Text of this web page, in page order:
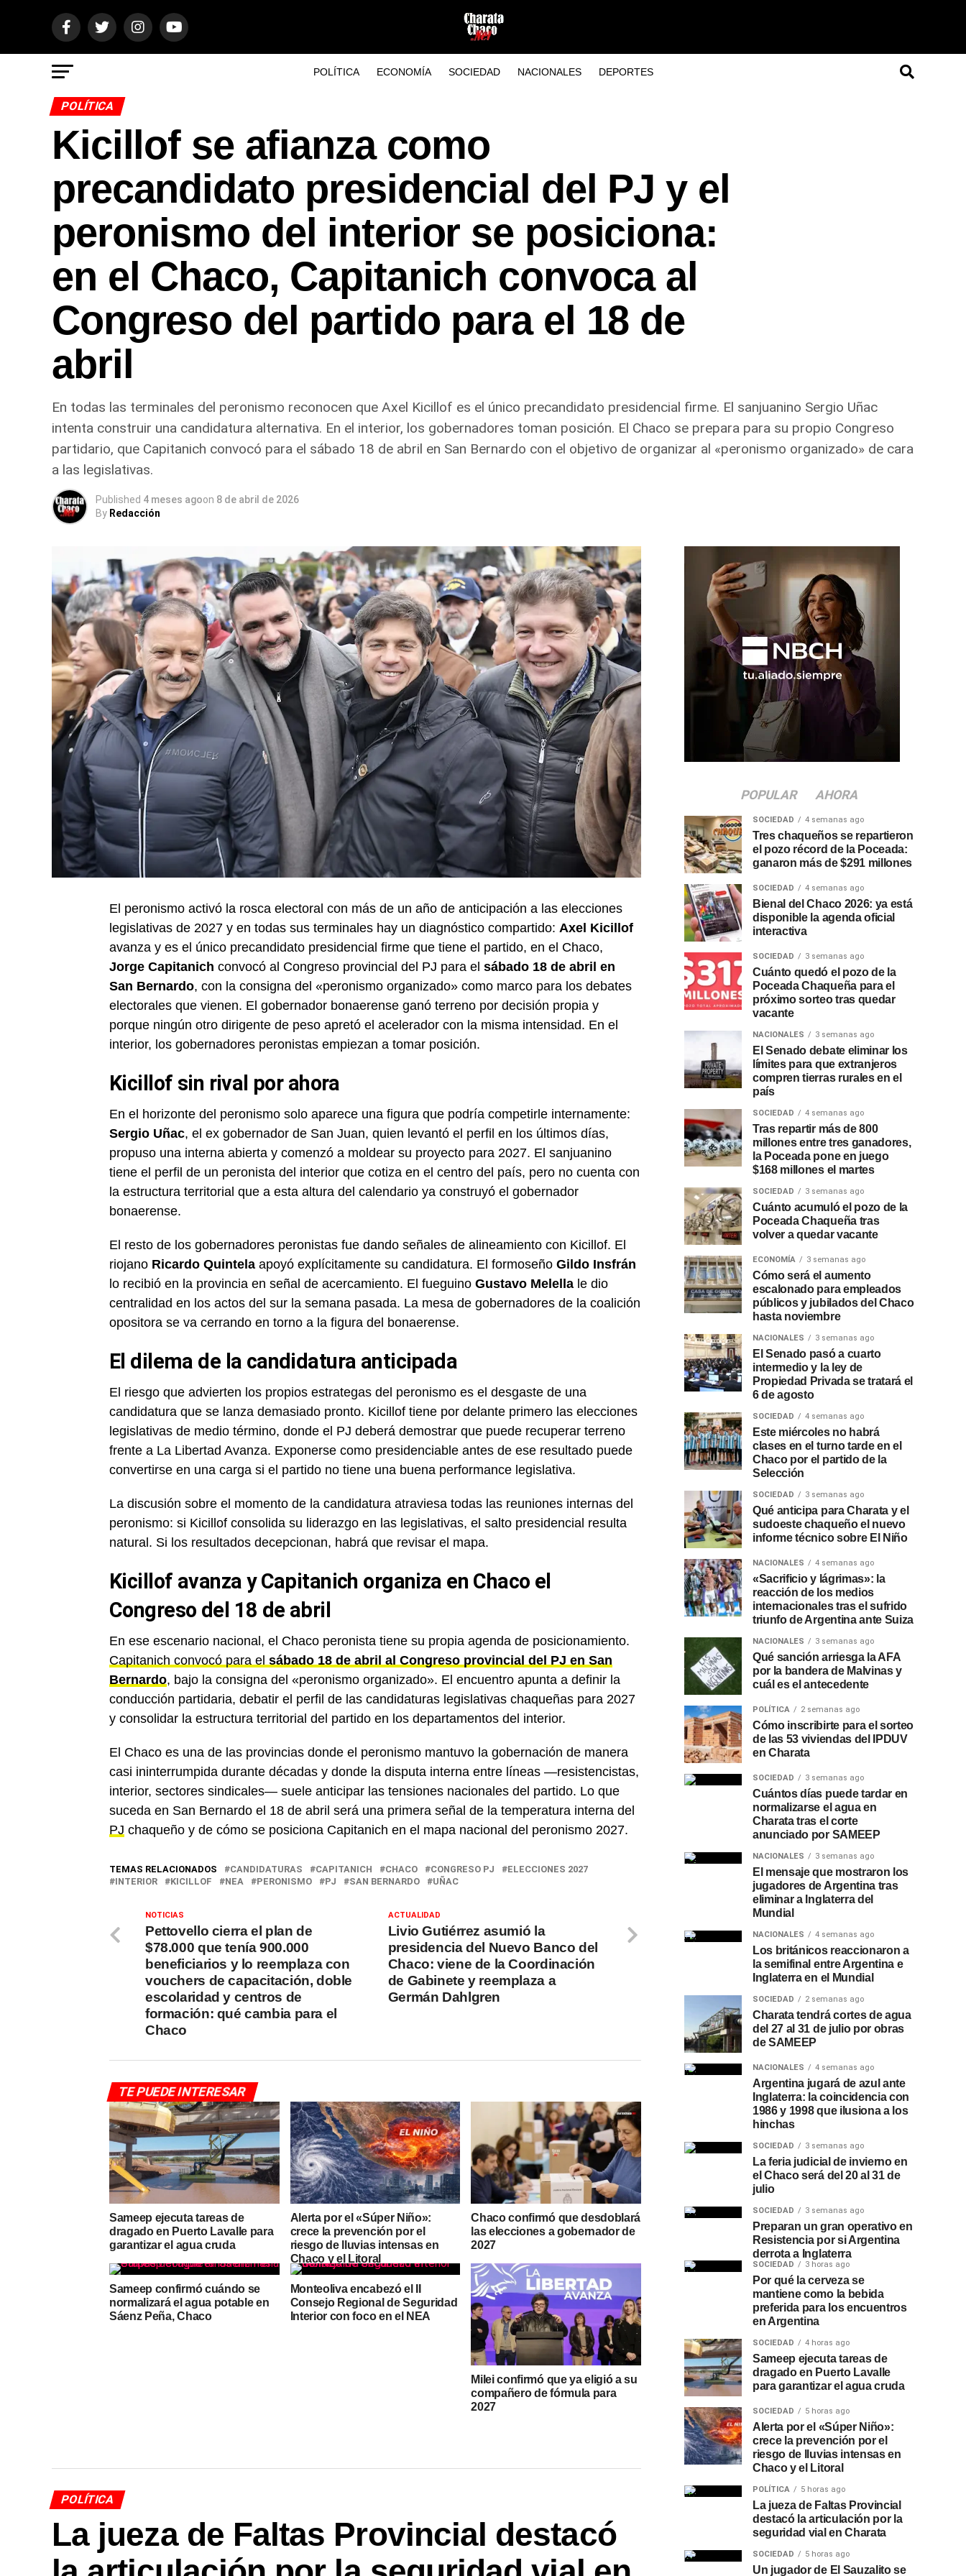
POLÍTICA ECONOMÍA SOCIEDAD NACIONALES DEPORTES
POLÍTICA
Kicillof se afianza como
precandidato presidencial del PJ y el
peronismo del interior se posiciona:
en el Chaco, Capitanich convoca al
Congreso del partido para el 18 de
abril
En todas las terminales del peronismo reconocen que Axel Kicillof es el único precandidato presidencial firme. El sanjuanino Sergio Uñac
intenta construir una candidatura alternativa. En el interior, los gobernadores toman posición. El Chaco se prepara para su propio Congreso
partidario, que Capitanich convocó para el sábado 18 de abril en San Bernardo con el objetivo de organizar al «peronismo organizado» de cara
a las legislativas.
Published 4 meses agoon 8 de abril de 2026
By Redacción
El peronismo activó la rosca electoral con más de un año de anticipación a las elecciones
legislativas de 2027 y en todas sus terminales hay un diagnóstico compartido: Axel Kicillof
avanza y es el único precandidato presidencial firme que tiene el partido, en el Chaco,
Jorge Capitanich convocó al Congreso provincial del PJ para el sábado 18 de abril en
San Bernardo, con la consigna del «peronismo organizado» como marco para los debates
electorales que vienen. El gobernador bonaerense ganó terreno por decisión propia y
porque ningún otro dirigente de peso apretó el acelerador con la misma intensidad. En el
interior, los gobernadores peronistas empiezan a tomar posición.
Kicillof sin rival por ahora
En el horizonte del peronismo solo aparece una figura que podría competirle internamente:
Sergio Uñac, el ex gobernador de San Juan, quien levantó el perfil en los últimos días,
propuso una interna abierta y comenzó a moldear su proyecto para 2027. El sanjuanino
tiene el perfil de un peronista del interior que cotiza en el centro del país, pero no cuenta con
la estructura territorial que a esta altura del calendario ya construyó el gobernador
bonaerense.
El resto de los gobernadores peronistas fue dando señales de alineamiento con Kicillof. El
riojano Ricardo Quintela apoyó explícitamente su candidatura. El formoseño Gildo Insfrán
lo recibió en la provincia en señal de acercamiento. El fueguino Gustavo Melella le dio
centralidad en los actos del sur la semana pasada. La mesa de gobernadores de la coalición
opositora se va cerrando en torno a la figura del bonaerense.
El dilema de la candidatura anticipada
El riesgo que advierten los propios estrategas del peronismo es el desgaste de una
candidatura que se lanza demasiado pronto. Kicillof tiene por delante primero las elecciones
legislativas de medio término, donde el PJ deberá demostrar que puede recuperar terreno
frente a La Libertad Avanza. Exponerse como presidenciable antes de ese resultado puede
convertirse en una carga si el partido no tiene una buena performance legislativa.
La discusión sobre el momento de la candidatura atraviesa todas las reuniones internas del
peronismo: si Kicillof consolida su liderazgo en las legislativas, el salto presidencial resulta
natural. Si los resultados decepcionan, habrá que revisar el mapa.
Kicillof avanza y Capitanich organiza en Chaco el
Congreso del 18 de abril
En ese escenario nacional, el Chaco peronista tiene su propia agenda de posicionamiento.
Capitanich convocó para el sábado 18 de abril al Congreso provincial del PJ en San
Bernardo, bajo la consigna del «peronismo organizado». El encuentro apunta a definir la
conducción partidaria, debatir el perfil de las candidaturas legislativas chaqueñas para 2027
y consolidar la estructura territorial del partido en los departamentos del interior.
El Chaco es una de las provincias donde el peronismo mantuvo la gobernación de manera
casi ininterrumpida durante décadas y donde la disputa interna entre líneas —resistencistas,
interior, sectores sindicales— suele anticipar las tensiones nacionales del partido. Lo que
suceda en San Bernardo el 18 de abril será una primera señal de la temperatura interna del
PJ chaqueño y de cómo se posiciona Capitanich en el mapa nacional del peronismo 2027.
TEMAS RELACIONADOS CANDIDATURAS CAPITANICH CHACO CONGRESO PJ
ELECCIONES 2027
INTERIOR
KICILLOF NEA PERONISMO PJ SAN BERNARDO UÑAC
ACTUALIDAD
Livio Gutiérrez asumió la
presidencia del Nuevo Banco del
Chaco: viene de la Coordinación
de Gabinete y reemplaza a
Germán Dahlgren
NOTICIAS
Pettovello cierra el plan de
$78.000 que tenía 900.000
beneficiarios y lo reemplaza con
vouchers de capacitación, doble
escolaridad y centros de
formación: qué cambia para el
Chaco
TE PUEDE INTERESAR
Sameep ejecuta tareas de
dragado en Puerto Lavalle para
garantizar el agua cruda
Alerta por el «Súper Niño»:
crece la prevención por el
riesgo de lluvias intensas en
Chaco y el Litoral
Chaco confirmó que desdoblará
las elecciones a gobernador de
2027
Sameep confirmó cuándo se
normalizará el agua potable en
Sáenz Peña, Chaco
Monteoliva encabezó el II
Consejo Regional de Seguridad
Interior con foco en el NEA
Milei confirmó que ya eligió a su
compañero de fórmula para
2027
POLÍTICA
La jueza de Faltas Provincial destacó
POPULAR AHORA
SOCIEDAD 4 semanas ago
Tres chaqueños se repartieron
el pozo récord de la Poceada:
ganaron más de $291 millones
SOCIEDAD 4 semanas ago
Bienal del Chaco 2026: ya está
disponible la agenda oficial
interactiva
SOCIEDAD 3 semanas ago
Cuánto quedó el pozo de la
Poceada Chaqueña para el
próximo sorteo tras quedar
vacante
NACIONALES 3 semanas ago
El Senado debate eliminar los
límites para que extranjeros
compren tierras rurales en el
país
SOCIEDAD 4 semanas ago
Tras repartir más de 800
millones entre tres ganadores,
la Poceada pone en juego
$168 millones el martes
SOCIEDAD 3 semanas ago
Cuánto acumuló el pozo de la
Poceada Chaqueña tras
volver a quedar vacante
ECONOMÍA 3 semanas ago
Cómo será el aumento
escalonado para empleados
públicos y jubilados del Chaco
hasta noviembre
NACIONALES 3 semanas ago
El Senado pasó a cuarto
intermedio y la ley de
Propiedad Privada se tratará el
6 de agosto
SOCIEDAD 4 semanas ago
Este miércoles no habrá
clases en el turno tarde en el
Chaco por el partido de la
Selección
SOCIEDAD 3 semanas ago
Qué anticipa para Charata y el
sudoeste chaqueño el nuevo
informe técnico sobre El Niño
NACIONALES 4 semanas ago
«Sacrificio y lágrimas»: la
reacción de los medios
internacionales tras el sufrido
triunfo de Argentina ante Suiza
NACIONALES 3 semanas ago
Qué sanción arriesga la AFA
por la bandera de Malvinas y
cuál es el antecedente
POLÍTICA 2 semanas ago
Cómo inscribirte para el sorteo
de las 53 viviendas del IPDUV
en Charata
SOCIEDAD 3 semanas ago
Cuántos días puede tardar en
normalizarse el agua en
Charata tras el corte
anunciado por SAMEEP
NACIONALES 3 semanas ago
El mensaje que mostraron los
jugadores de Argentina tras
eliminar a Inglaterra del
Mundial
NACIONALES 4 semanas ago
Los británicos reaccionaron a
la semifinal entre Argentina e
Inglaterra en el Mundial
SOCIEDAD 2 semanas ago
Charata tendrá cortes de agua
del 27 al 31 de julio por obras
de SAMEEP
NACIONALES 4 semanas ago
Argentina jugará de azul ante
Inglaterra: la coincidencia con
1986 y 1998 que ilusiona a los
hinchas
SOCIEDAD 3 semanas ago
La feria judicial de invierno en
el Chaco será del 20 al 31 de
julio
SOCIEDAD 3 semanas ago
Preparan un gran operativo en
Resistencia por si Argentina
derrota a Inglaterra
SOCIEDAD 3 horas ago
Por qué la cerveza se
mantiene como la bebida
preferida para los encuentros
en Argentina
SOCIEDAD 4 horas ago
Sameep ejecuta tareas de
dragado en Puerto Lavalle
para garantizar el agua cruda
SOCIEDAD 5 horas ago
Alerta por el «Súper Niño»:
crece la prevención por el
riesgo de lluvias intensas en
Chaco y el Litoral
POLÍTICA 5 horas ago
La jueza de Faltas Provincial
destacó la articulación por la
seguridad vial en Charata
SOCIEDAD 5 horas ago
Un jugador de El Sauzalito se